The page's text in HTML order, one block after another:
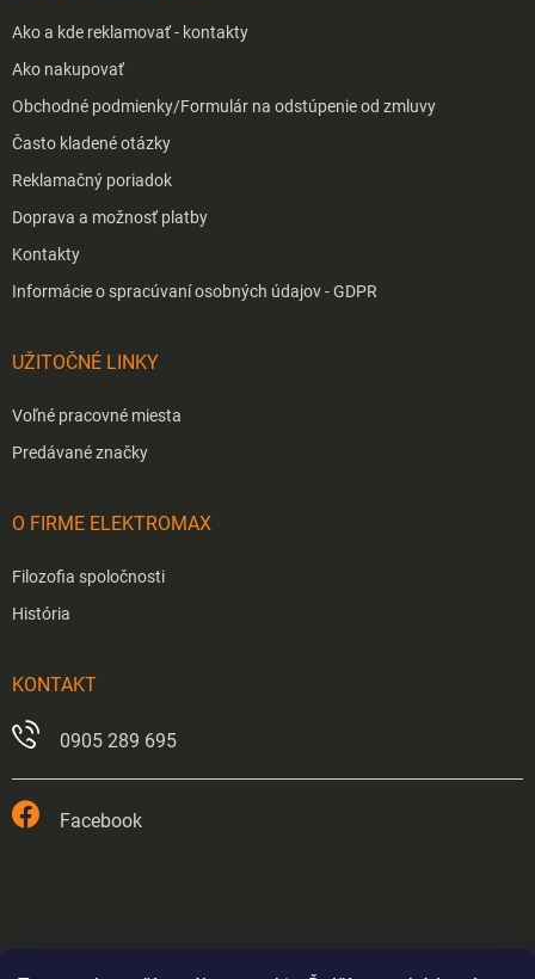
Ako a kde reklamovať - kontakty
Ako nakupovať
Obchodné podmienky/Formulár na odstúpenie od zmluvy
Často kladené otázky
Reklamačný poriadok
Doprava a možnosť platby
Kontakty
Informácie o spracúvaní osobných údajov - GDPR
UŽITOČNÉ LINKY
Voľné pracovné miesta
Predávané značky
O FIRME ELEKTROMAX
Filozofia spoločnosti
História
KONTAKT
0905 289 695
Facebook